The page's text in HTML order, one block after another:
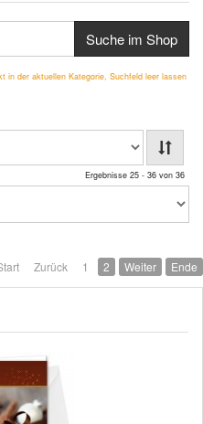
Suche im Shop
in der aktuellen Kategorie, Suchfeld leer lassen
Ergebnisse 25 - 36 von 36
Zurück 1 2 Weiter Ende